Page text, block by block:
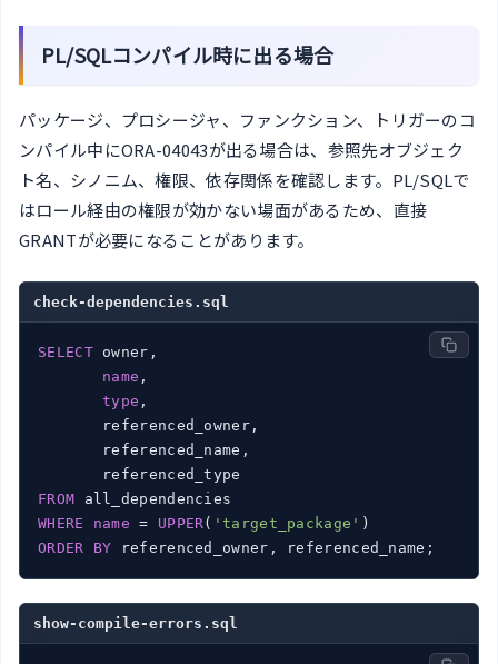
PL/SQLコンパイル時に出る場合
パッケージ、プロシージャ、ファンクション、トリガーのコ
ンパイル中にORA-04043が出る場合は、参照先オブジェク
ト名、シノニム、権限、依存関係を確認します。PL/SQLで
はロール経由の権限が効かない場面があるため、直接
GRANTが必要になることがあります。
check-dependencies.sql
SELECT owner,
name ,
type ,
       referenced_owner,
       referenced_name,
FROM
WHERE
name = UPPER( 'target_package'
ORDER
BY referenced_owner, referenced_name;
show-compile-errors.sql